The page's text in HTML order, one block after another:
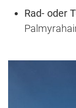
Rad- oder